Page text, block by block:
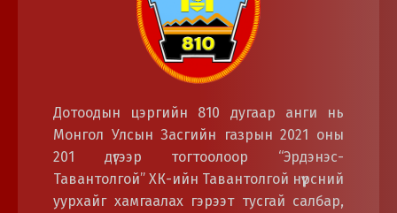
Дотоодын цэргийн 810 дугаар анги нь
Монгол Улсын Засгийн газрын 2021 оны
201 дүгээр тогтоолоор “Эрдэнэс-
Тавантолгой” ХК-ийн Тавантолгой нүүрсний
уурхайг хамгаалах гэрээт тусгай салбар,